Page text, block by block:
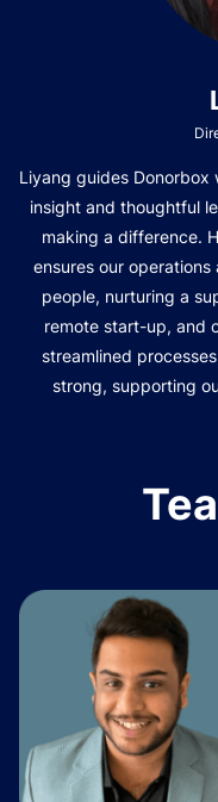
Liyang guides
insight and thoughtful
making a difference.
ensures our
people, nurturing a
remote start-up, and
streamlined
strong, supporting